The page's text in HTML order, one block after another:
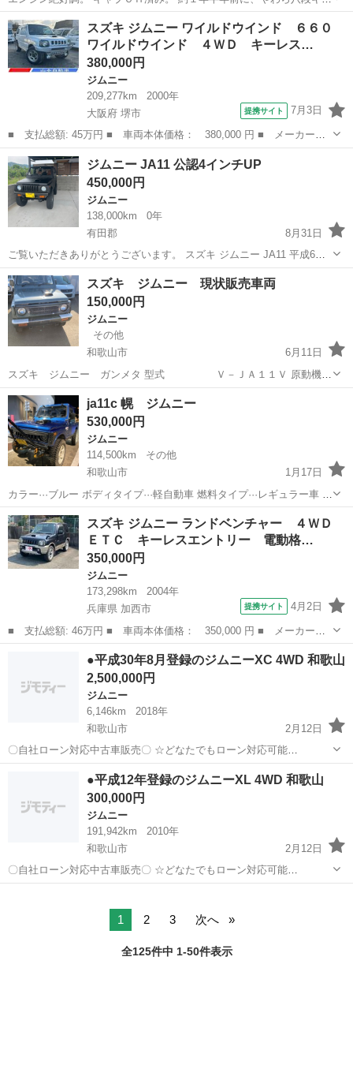
トを組みました。 側はサフをいれてからラッカーは施しておりませ
ん。 従い、屋根付きのガレージに保管しております。 錆・多少のヘコ
ミはありますが、街乗...
和歌山 和歌山市 和歌山市駅 ジムニー エンジン
スズキ ジムニー ワイルドウインド ６６０
ワイルドウインド ４ＷＤ キーレス…
380,000円
ジムニー
209,277km
2000年
大阪府 堺市
提携サイト 7月3日
■ 支払総額: 45万円 ■ 車両本体価格： 380,000 円 ■ メーカー
名： スズキ ■ 車種名： ジムニー ■ グレード名： ワイルドウ
インド ６６０ ワイルドウインド ４ＷＤ キーレス ■ 排気
量： 660cc ...
大阪 堺市
ジムニー JA11 公認4インチUP
450,000円
ジムニー
138,000km
0年
有田郡
8月31日
ご覧いただきありがとうございます。 スズキ ジムニー JA11 平成6年
式（オートマ） 走行距離：138,000km 車検：令和8年12月まで残あり
【カスタム内容】 ・公認4インチリフトアップ ・50m...
和歌山 有田郡 ジムニー エンジン
スズキ ジムニー 現状販売車両
150,000円
ジムニー
その他
和歌山市
6月11日
スズキ ジムニー ガンメタ 型式 Ｖ－ＪＡ１１Ｖ 原動機型
式 Ｆ６Ａ 年式 平成４年 車検満了日 車検無し オー
バーヒートした為、ヘッドガスケット 飛んでいます。 クランクは手動
で動くのは確...
和歌山 和歌山市 ジムニー
ja11c 幌 ジムニー
530,000円
ジムニー
114,500km
その他
和歌山市
1月17日
カラー···ブルー ボディタイプ···軽自動車 燃料タイプ···レギュラー車 走
行距離···11万キロ クロカンしてるジムニーにしては綺麗な方だと思い
ます。セル1です。 この車を所有してまだ浅いのでカスタム点や不具
合分から...
和歌山 和歌山市 ジムニー 走行距離
スズキ ジムニー ランドベンチャー ４ＷＤ
ＥＴＣ キーレスエントリー 電動格…
350,000円
ジムニー
173,298km
2004年
兵庫県 加西市
提携サイト 4月2日
■ 支払総額: 46万円 ■ 車両本体価格： 350,000 円 ■ メーカー
名： スズキ ■ 車種名： ジムニー ■ グレード名： ランドベン
チャー ４ＷＤ ＥＴＣ キーレスエントリー 電動格納ミラー シ
ートヒーター Ａ...
ジムニー
●平成30年8月登録のジムニーXC 4WD 和歌山
2,500,000円
ジムニー
6,146km
2018年
和歌山市
2月12日
〇自社ローン対応中古車販売〇 ☆どなたでもローン対応可能
☆ １、勤続年数の短い方や自営業の方 ２、パートを
される主婦の方や派遣社員の方 ３、自己破産等をされた方やローンが
組めない方 ４、他社様で...
和歌山市 ジムニー
●平成12年登録のジムニーXL 4WD 和歌山
300,000円
ジムニー
191,942km
2010年
和歌山市
2月12日
〇自社ローン対応中古車販売〇 ☆どなたでもローン対応可能
☆ １、勤続年数の短い方や自営業の方 ２、パートを
組めない方 ...
1 2 3 次へ
全125件中 1-50件表示